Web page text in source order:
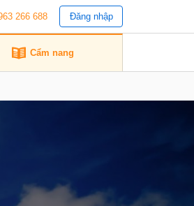
266 688 Đăng nhập
Cẩm nang